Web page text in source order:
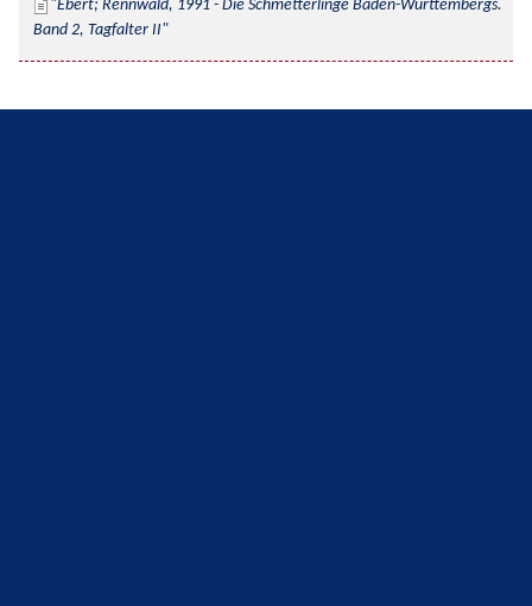
Ebert; Rennwald, 1991 - Die Schmetterlinge Baden-Württembergs.
Band 2, Tagfalter II